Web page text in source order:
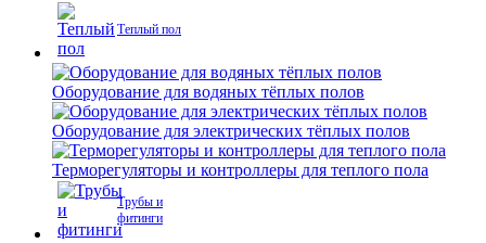
Теплый пол
Оборудование для водяных тёплых полов
Оборудование для электрических тёплых полов
Терморегуляторы и контроллеры для теплого пола
Трубы и
фитинги